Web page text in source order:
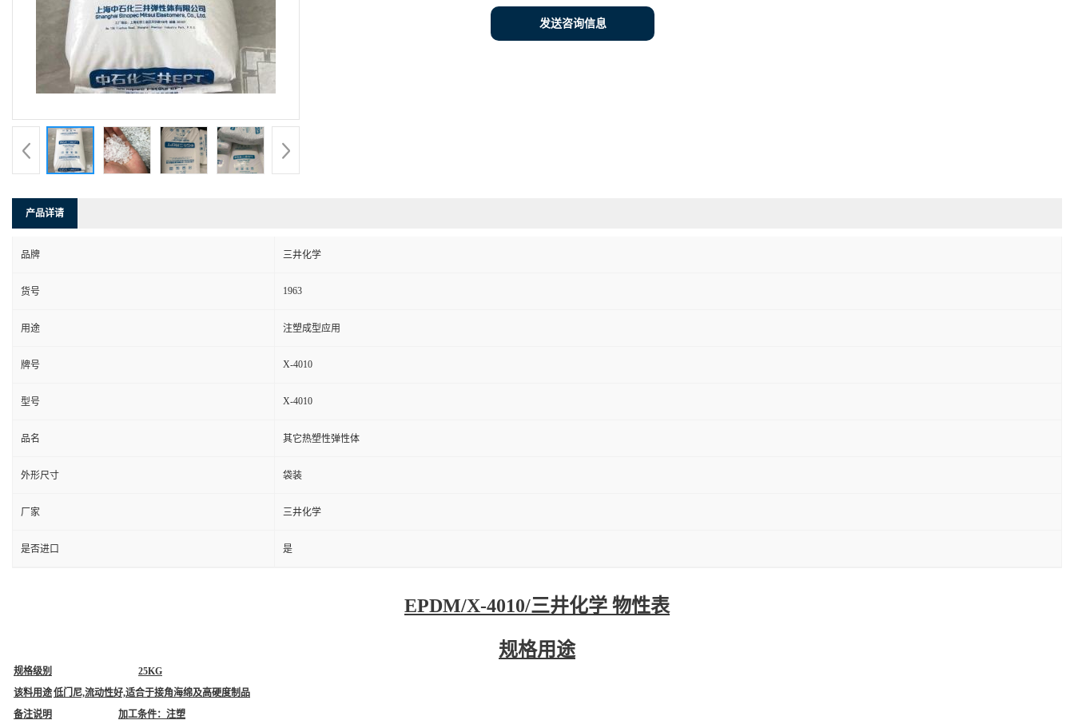
发送咨询信息
产品详请
品牌 三井化学
货号 1963
用途 注塑成型应用
牌号 X-4010
型号 X-4010
品名 其它热塑性弹性体
外形尺寸 袋装
厂家 三井化学
是否进口 是
EPDM/X-4010/三井化学 物性表
规格用途
规格级别
25KG
该料用途低门尼,流动性好,适合于接角海绵及高硬度制品
备注说明
加工条件：注塑